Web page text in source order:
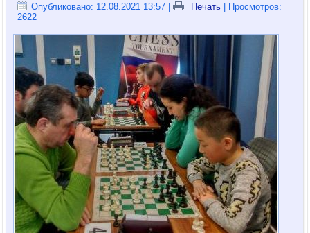
Опубликовано: 12.08.2021 13:57 | Печать | Просмотров:
2622